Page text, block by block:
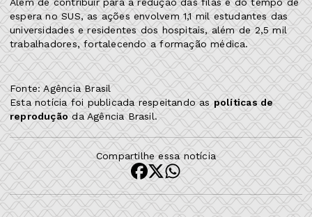
espera no SUS, as ações envolvem 1,1 mil estudantes das
universidades e residentes dos hospitais, além de 2,5 mil
trabalhadores, fortalecendo a formação médica.
Fonte: Agência Brasil
Esta notícia foi publicada respeitando as políticas de
reproduçãoda Agência Brasil.
Compartilhe essa notícia